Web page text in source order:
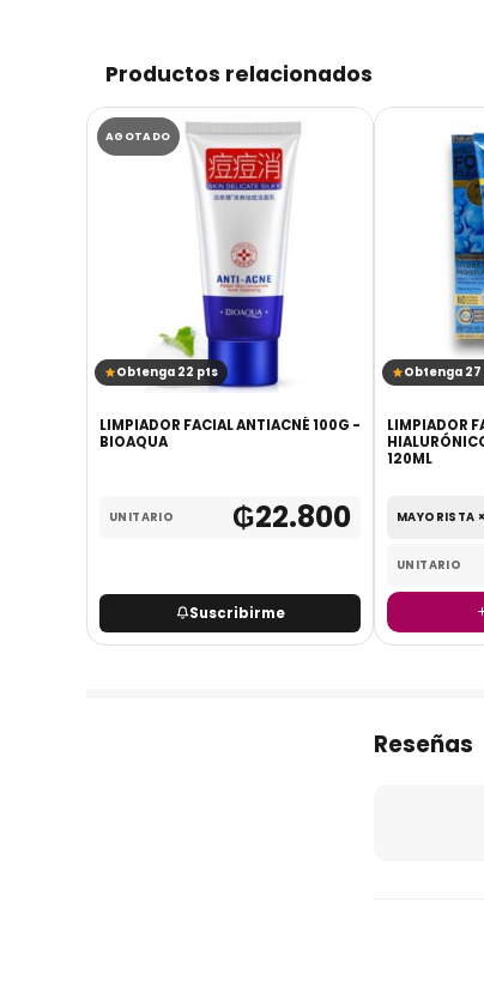
Productos relacionados
AGOTADO
Obtenga 22 pts
LIMPIADOR FACIAL ANTIACNÉ 100G -
BIOAQUA
UNITARIO ₲22.800
Suscribirme
Obtenga
LIMPIADOR
120ML
MAYORISTA
UNITARIO
Reseñas